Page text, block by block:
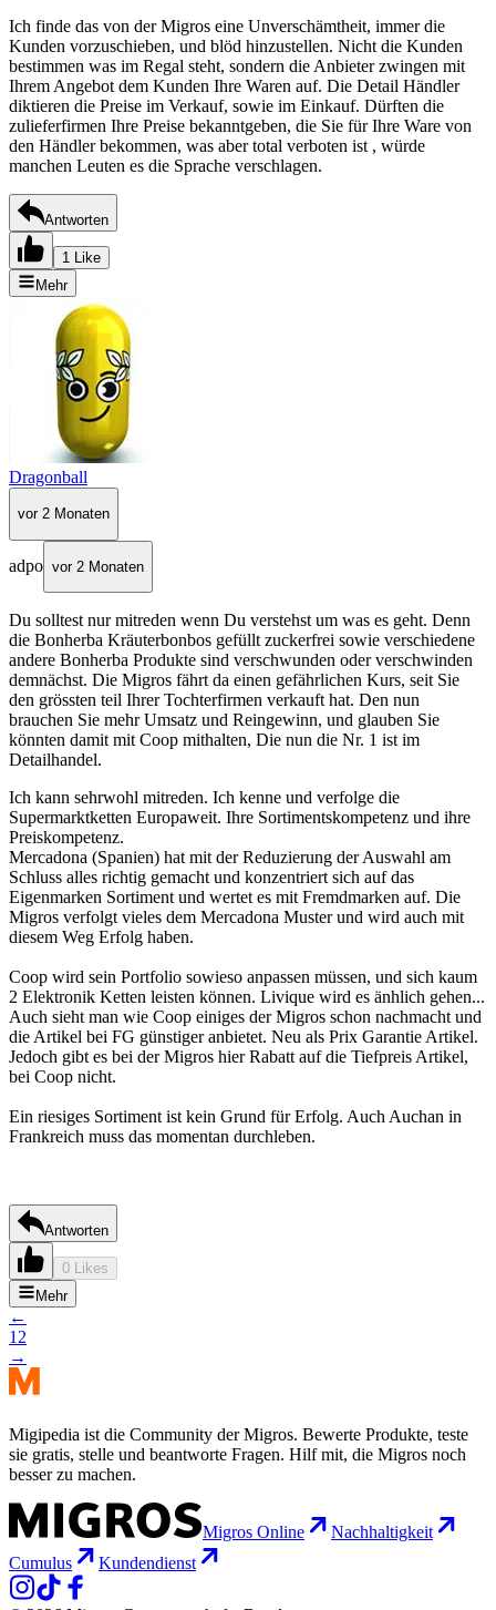
Ich finde das von der Migros eine Unverschämtheit, immer die
Kunden vorzuschieben, und blöd hinzustellen. Nicht die Kunden
bestimmen was im Regal steht, sondern die Anbieter zwingen mit
Ihrem Angebot dem Kunden Ihre Waren auf. Die Detail Händler
diktieren die Preise im Verkauf, sowie im Einkauf. Dürften die
zulieferfirmen Ihre Preise bekanntgeben, die Sie für Ihre Ware von
den Händler bekommen, was aber total verboten ist , würde
manchen Leuten es die Sprache verschlagen.
Antworten
1 Like
Mehr
Dragonball
vor 2 Monaten
adpo vor 2 Monaten
Du solltest nur mitreden wenn Du verstehst um was es geht. Denn
die Bonherba Kräuterbonbos gefüllt zuckerfrei sowie verschiedene
andere Bonherba Produkte sind verschwunden oder verschwinden
demnächst. Die Migros fährt da einen gefährlichen Kurs, seit Sie
den grössten teil Ihrer Tochterfirmen verkauft hat. Den nun
brauchen Sie mehr Umsatz und Reingewinn, und glauben Sie
könnten damit mit Coop mithalten, Die nun die Nr. 1 ist im
Detailhandel.
Ich kann sehrwohl mitreden. Ich kenne und verfolge die
Supermarktketten Europaweit. Ihre Sortimentskompetenz und ihre
Preiskompetenz.
Mercadona (Spanien) hat mit der Reduzierung der Auswahl am
Schluss alles richtig gemacht und konzentriert sich auf das
Eigenmarken Sortiment und wertet es mit Fremdmarken auf. Die
Migros verfolgt vieles dem Mercadona Muster und wird auch mit
diesem Weg Erfolg haben.
Coop wird sein Portfolio sowieso anpassen müssen, und sich kaum
2 Elektronik Ketten leisten können. Livique wird es änhlich gehen...
Auch sieht man wie Coop einiges der Migros schon nachmacht und
die Artikel bei FG günstiger anbietet. Neu als Prix Garantie Artikel.
Jedoch gibt es bei der Migros hier Rabatt auf die Tiefpreis Artikel,
bei Coop nicht.
Ein riesiges Sortiment ist kein Grund für Erfolg. Auch Auchan in
Frankreich muss das momentan durchleben.
Antworten
0 Likes
Mehr
←
12
→
Migipedia ist die Community der Migros. Bewerte Produkte, teste
sie gratis, stelle und beantworte Fragen. Hilf mit, die Migros noch
besser zu machen.
Migros Online
Nachhaltigkeit
Cumulus
Kundendienst